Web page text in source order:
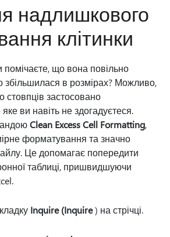
надлишкового
клітинки
помічаєте, що вона повільно
збільшилася в розмірах? Можливо,
стовпців застосовано
ви навіть не здогадуєтеся.
Clean Excess Cell Formatting,
форматування та значно
Це допомагає попередити
таблиці, пришвидшуючи
Inquire (Inquire) на стрічці.